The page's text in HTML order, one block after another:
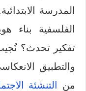
المدرسة
الفلسفية بناء
تفكير تحدث؟
والتطبيق
من
التنشئة